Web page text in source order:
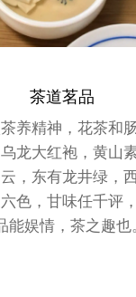
传统按摩技术的
业的按摩师会使
手法将精油渗透
血液循环、缓解
康。